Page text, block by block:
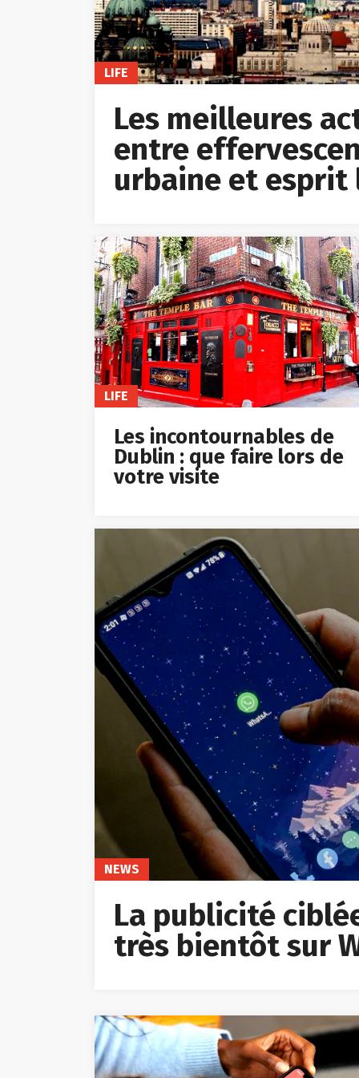
LIFE
Les meilleures
entre
urbaine et esprit
LIFE
Les incontournables de
Dublin : que faire lors de
votre visite
NEWS
La publicité
très bientôt sur